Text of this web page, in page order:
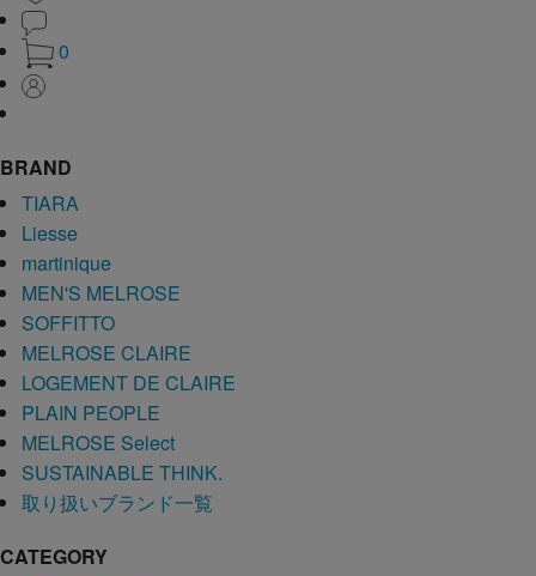
0
BRAND
TIARA
Liesse
martinique
MEN'S MELROSE
SOFFITTO
MELROSE CLAIRE
LOGEMENT DE CLAIRE
PLAIN PEOPLE
MELROSE Select
SUSTAINABLE THINK.
取り扱いブランド一覧
CATEGORY